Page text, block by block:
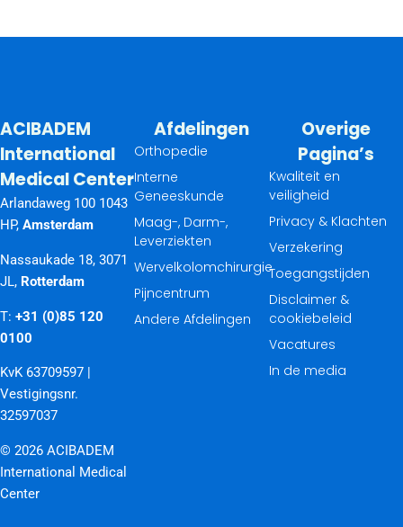
ACIBADEM
International
Medical Center
Arlandaweg 100 1043
HP, Amsterdam
Nassaukade 18, 3071
JL, Rotterdam
T: +31 (0)85 120
0100
KvK 63709597 |
Vestigingsnr.
32597037
© 2026 ACIBADEM
International Medical
Center
Afdelingen
Orthopedie
Interne
Geneeskunde
Maag-, Darm-,
Leverziekten
Wervelkolomchirurgie
Pijncentrum
Andere Afdelingen
Overige
Pagina’s
Kwaliteit en
veiligheid
Privacy & Klachten
Verzekering
Toegangstijden
Disclaimer &
cookiebeleid
Vacatures
In de media